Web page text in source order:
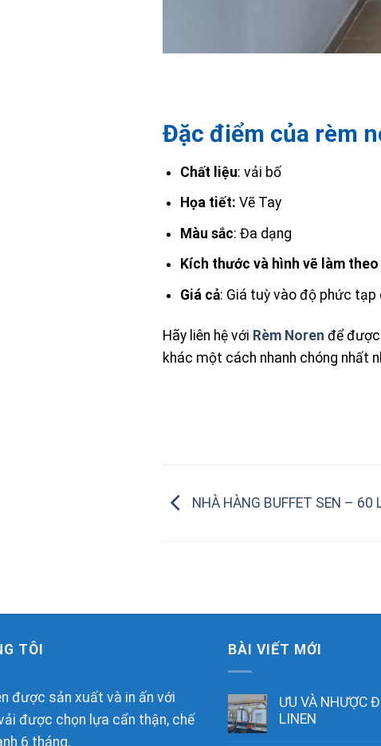
Đặc điểm của rèm
Chất liệu: vải bố
Họa tiết:Vẽ Tay
Màu sắc: Đa dạng
Kích thước và hình vẽ làm theo
Giá cả: Giá tuỳ vào độ phức tạp
Hãy liên hệ với Rèm Noren để
khác một cách nhanh chóng nhất
NHÀ HÀNG BUFFET SEN – 60
TÔI
được sản xuất và in ấn với
được chọn lựa cẩn thận, chế
6 tháng.
BÀI VIẾT MỚI
ƯU VÀ NHƯỢC
LINEN